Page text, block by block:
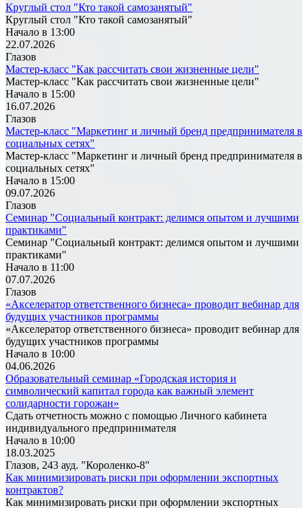
Круглый стол "Кто такой самозанятый"
Круглый стол "Кто такой самозанятый"
Начало в 13:00
22.07.2026
Глазов
Мастер-класс "Как рассчитать свои жизненные цели"
Мастер-класс "Как рассчитать свои жизненные цели"
Начало в 15:00
16.07.2026
Глазов
Мастер-класс "Маркетинг и личный бренд предпринимателя в
социальных сетях"
Мастер-класс "Маркетинг и личный бренд предпринимателя в
социальных сетях"
Начало в 15:00
09.07.2026
Глазов
Семинар "Социальный контракт: делимся опытом и лучшими
практиками"
Семинар "Социальный контракт: делимся опытом и лучшими
практиками"
Начало в 11:00
07.07.2026
Глазов
«Акселератор ответственного бизнеса» проводит вебинар для
будущих участников программы
«Акселератор ответственного бизнеса» проводит вебинар для
будущих участников программы
Начало в 10:00
04.06.2026
Образовательный семинар «Городская история и
символический капитал города как важный элемент
солидарности горожан»
Сдать отчетность можно с помощью Личного кабинета
индивидуального предпринимателя
Начало в 10:00
18.03.2025
Глазов, 243 ауд. "Короленко-8"
Как минимизировать риски при оформлении экспортных
контрактов?
Как минимизировать риски при оформлении экспортных